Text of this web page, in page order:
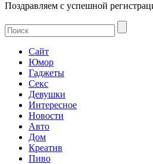
Поздравляем с успешной
Сайт
Юмор
Гаджеты
Секс
Девушки
Интересное
Новости
Авто
Дом
Креатив
Пиво